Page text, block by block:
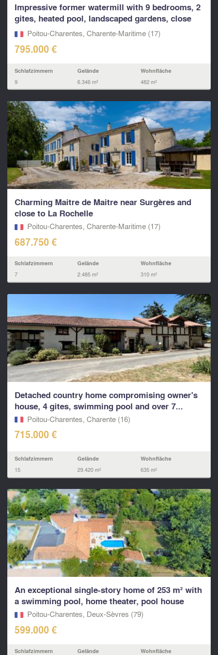
Impressive former watermill with 9 bedrooms, 2
gites, heated pool, landscaped gardens, close
to...Poitou-Charentes, Charente-Maritime (17)
795.000 €
Schlafzimmern
9
Gelände
6.346 m²
Wohnfläche
482 m²
Charming Maitre de Maitre near Surgères and
close to La Rochelle
Poitou-Charentes, Charente-Maritime (17)
687.750 €
Schlafzimmern
7
Gelände
2.485 m²
Wohnfläche
310 m²
Detached country home compromising owner's
house, 4 gites, swimming pool and over 7...
Poitou-Charentes, Charente (16)
715.000 €
Schlafzimmern
15
Gelände
29.420 m²
Wohnfläche
635 m²
An exceptional single-story home of 253 m² with
a swimming pool, home theater, pool house
Poitou-Charentes, Deux-Sèvres (79)
599.000 €
Schlafzimmern Gelände Wohnfläche